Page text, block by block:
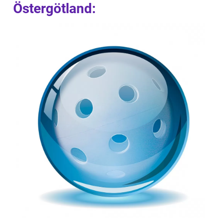
Östergötland: